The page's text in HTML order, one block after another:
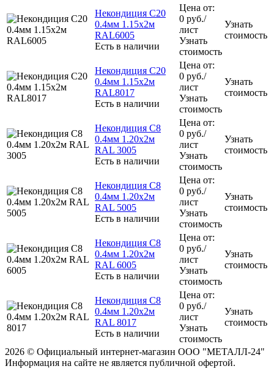
Некондиция С20
0.4мм 1.15х2м
RAL6005
Есть в наличии
Цена от:
0 руб./
лист
Узнать
стоимость
Узнать
стоимость
Некондиция С20
0.4мм 1.15х2м
RAL8017
Есть в наличии
Цена от:
0 руб./
лист
Узнать
стоимость
Узнать
стоимость
Некондиция С8
0.4мм 1.20х2м
RAL 3005
Есть в наличии
Цена от:
0 руб./
лист
Узнать
стоимость
Узнать
стоимость
Некондиция С8
0.4мм 1.20х2м
RAL 5005
Есть в наличии
Цена от:
0 руб./
лист
Узнать
стоимость
Узнать
стоимость
Некондиция С8
0.4мм 1.20х2м
RAL 6005
Есть в наличии
Цена от:
0 руб./
лист
Узнать
стоимость
Узнать
стоимость
Некондиция С8
0.4мм 1.20х2м
RAL 8017
Есть в наличии
Цена от:
0 руб./
лист
Узнать
стоимость
Узнать
стоимость
2026 © Официальный интернет-магазин ООО "МЕТАЛЛ-24"
Информация на сайте не является публичной офертой.